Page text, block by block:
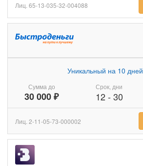
Лиц. 65-13-035-32-004088
Сумма до
30 000 ₽
Уникальный на 10 дней
Срок, дни
12- 30
Лиц. 2-11-05-73-000002